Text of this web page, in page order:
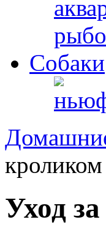
Собаки
кроликом
Уход